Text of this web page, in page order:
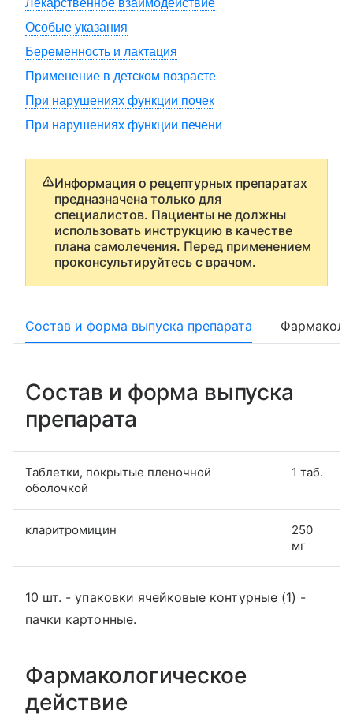
Лекарственное взаимодействие
Особые указания
Беременность и лактация
Применение в детском возрасте
При нарушениях функции почек
При нарушениях функции печени
Информация о рецептурных препаратах
предназначена только для
специалистов. Пациенты не должны
использовать инструкцию в качестве
плана самолечения. Перед применением
проконсультируйтесь с врачом.
Состав и форма выпуска препарата
Состав и форма выпуска
препарата
Таблетки, покрытые пленочной
оболочкой
1 таб.
кларитромицин
250
мг
10 шт. - упаковки ячейковые контурные (1) -
пачки картонные.
Фармакологическое
действие